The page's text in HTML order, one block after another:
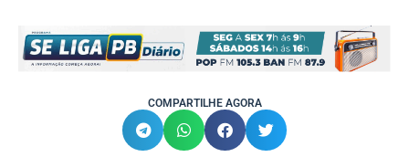
COMPARTILHE AGORA